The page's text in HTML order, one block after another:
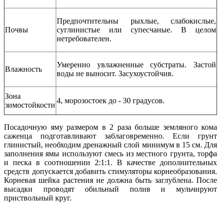
Почвы
Предпочтительны рыхлые, слабокислые,
суглинистые или супесчаные. В целом
нетребователен.
Влажность
Умеренно увлажненные субстраты. Застой
воды не выносит. Засухоустойчив.
Зона
зимостойкости
4, морозостоек до - 30 градусов.
Посадочную яму размером в 2 раза больше земляного кома
саженца подготавливают заблаговременно. Если грунт
глинистый, необходим дренажный слой минимум в 15 см. Для
заполнения ямы используют смесь из местного грунта, торфа
и песка в соотношении 2:1:1. В качестве дополнительных
средств допускается добавить стимуляторы корнеобразования.
Корневая шейка растения не должна быть заглублена. После
высадки проводят обильный полив и мульчируют
приствольный круг.